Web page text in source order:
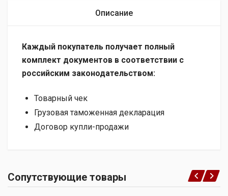
Описание
Каждый покупатель получает полный
комплект документов в соответствии с
российским законодательством:
Товарный чек
Грузовая таможенная декларация
Договор купли-продажи
Сопутствующие товары